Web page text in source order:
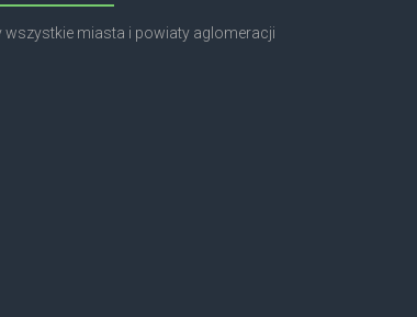
wszystkie miasta i powiaty aglomeracji